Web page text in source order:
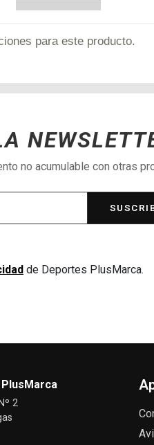
para este producto.
no acumulable con otras
de Deportes PlusMarca.
2